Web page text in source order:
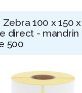
100 x 150
direct - mandrin
500